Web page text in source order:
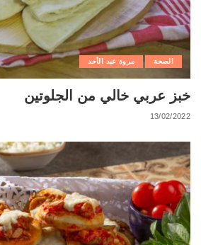
الصحة مروة عبد الأحد
خبز عربي خالي من الجلوتين
13/02/2022